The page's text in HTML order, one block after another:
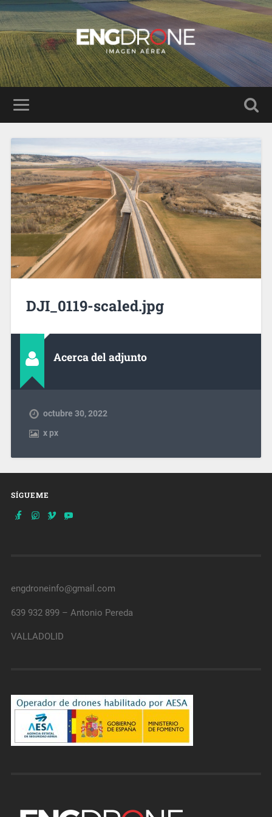
DJI_0119-scaled.jpg
Acerca del adjunto
octubre 30, 2022
xpx
SÍGUEME
engdroneinfo@gmail.com
639 932 899 – Antonio Pereda
VALLADOLID